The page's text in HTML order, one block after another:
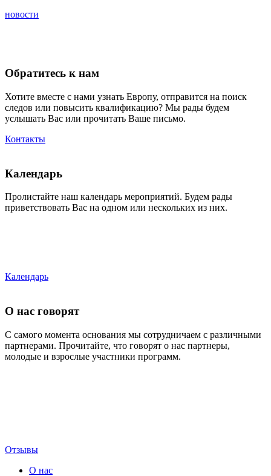
новости
Обратитесь к нам
Хотите вместе с нами узнать Европу, отправится на поиск
следов или повысить квалификацию? Мы рады будем
услышать Вас или прочитать Ваше письмо.
Контакты
Календарь
Пролистайте наш календарь мероприятий. Будем рады
приветствовать Вас на одном или нескольких из них.
Календарь
О нас говорят
С самого момента основания мы сотрудничаем с различными
партнерами. Прочитайте, что говорят о нас партнеры,
молодые и взрослые участники программ.
Отзывы
О нас